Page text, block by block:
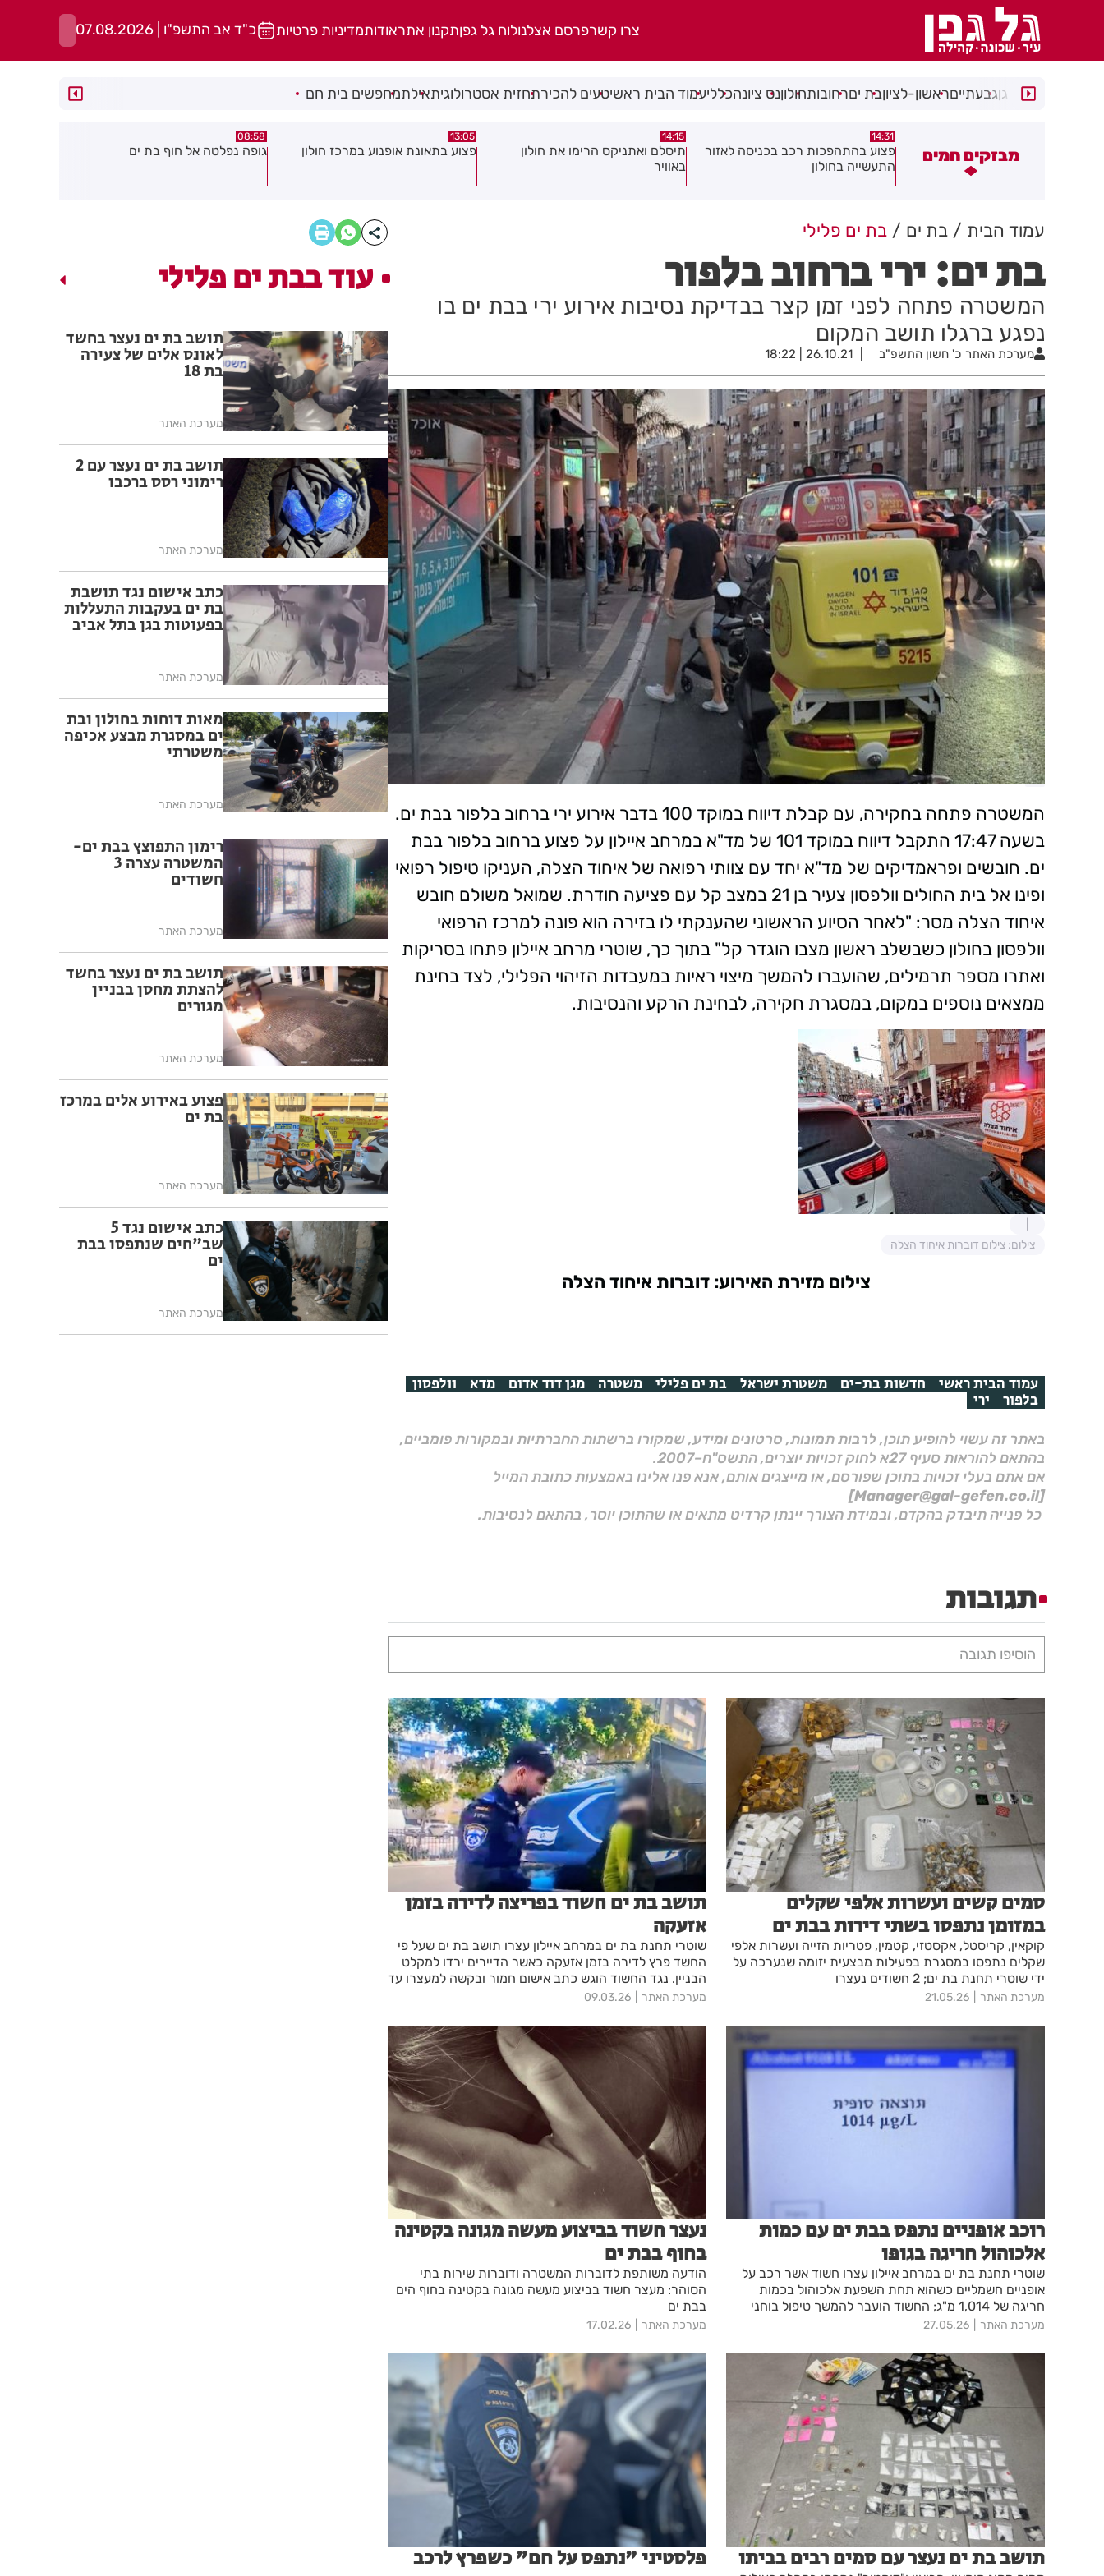
צרו קשרפרסם אצלנולוח גל גפןתקנון אתראודותמדיניות פרטיות כ"ד אב התשפ"ו | 07.08.2026
רמת גןגבעתייםראשון-לציוןבת יםרחובותחולוןנס ציונהכלליעמוד הבית ראשיטעים להכירתחזית אסטרולוגיתאילתמחפשים בית חם
מבזקים חמים
פצוע בהתהפכות רכב בכניסה לאזור
14:15
תיסלם ואתניקס הרימו את חולון
באוויר
13:05
פצוע בתאונת אופנוע במרכז חולון
08:58
גופה נפלטה אל חוף בת ים
08:29
חשד להצתה בשלושה מוקדים ברמת
עמוד הבית בת ים בת ים פלילי
בת ים: ירי ברחוב בלפור
המשטרה פתחה לפני זמן קצר בבדיקת נסיבות אירוע ירי בבת ים בו
נפגע ברגלו תושב המקום
מערכת האתר כ' חשון התשפ"ב 26.10.21 | 18:22
המשטרה פתחה בחקירה, עם קבלת דיווח במוקד 100 בדבר אירוע ירי ברחוב בלפור בבת ים.
בשעה 17:47 התקבל דיווח במוקד 101 של מד"א במרחב איילון על פצוע ברחוב בלפור בבת
ים. חובשים ופראמדיקים של מד"א יחד עם צוותי רפואה של איחוד הצלה, העניקו טיפול רפואי
ופינו אל בית החולים וולפסון צעיר בן 21 במצב קל עם פציעה חודרת. שמואל משולם חובש
איחוד הצלה מסר: "לאחר הסיוע הראשוני שהענקתי לו בזירה הוא פונה למרכז הרפואי
וולפסון בחולון כשבשלב ראשון מצבו הוגדר קל" בתוך כך, שוטרי מרחב איילון פתחו בסריקות
ואתרו מספר תרמילים, שהועברו להמשך מיצוי ראיות במעבדות הזיהוי הפלילי, לצד בחינת
ממצאים נוספים במקום, במסגרת חקירה, לבחינת הרקע והנסיבות.
צילום: צילום דוברות איחוד הצלה
צילום מזירת האירוע: דוברות איחוד הצלה
עמוד הבית ראשי חדשות בת-ים משטרת ישראל בת ים פלילי משטרה מגן דוד אדום מדא וולפסון
בלפור ירי
באתר זה עשוי להופיע תוכן, לרבות תמונות, סרטונים ומידע, שמקורו ברשתות החברתיות ובמקורות פומביים,
בהתאם להוראות סעיף 27א לחוק זכויות יוצרים, התשס"ח–2007.
אם אתם בעלי זכויות בתוכן שפורסם, או מייצגים אותם, אנא פנו אלינו באמצעות כתובת המייל
[Manager@gal-gefen.co.il]
כל פנייה תיבדק בהקדם, ובמידת הצורך יינתן קרדיט מתאים או שהתוכן יוסר, בהתאם לנסיבות.
תגובות
הוסיפו תגובה
סמים קשים ועשרות אלפי שקלים
במזומן נתפסו בשתי דירות בבת ים
קוקאין, קריסטל, אקסטזי, קטמין, פטריות הזייה ועשרות אלפי
שקלים נתפסו במסגרת בפעילות מבצעית יזומה שנערכה על
ידי שוטרי תחנת בת ים; 2 חשודים נעצרו
מערכת האתר 21.05.26
תושב בת ים חשוד בפריצה לדירה בזמן
אזעקה
שוטרי תחנת בת ים במרחב איילון עצרו תושב בת ים שעל פי
החשד פרץ לדירה בזמן אזעקה כאשר הדיירים ירדו למקלט
הבניין. נגד החשוד הוגש כתב אישום חמור ובקשה למעצרו עד
תום ההליכים.
מערכת האתר 09.03.26
רוכב אופניים נתפס בבת ים עם כמות
אלכוהול חריגה בגופו
שוטרי תחנת בת ים במרחב איילון עצרו חשוד אשר רכב על
אופניים חשמליים כשהוא תחת השפעת אלכוהול בכמות
חריגה של 1,014 מ"ג; החשוד הועבר להמשך טיפול בוחני
התנועה של מרחב איילון
מערכת האתר 27.05.26
נעצר חשוד בביצוע מעשה מגונה בקטינה
בחוף בבת ים
הודעה משותפת לדוברות המשטרה ודוברות שירות בתי
הסוהר: מעצר חשוד בביצוע מעשה מגונה בקטינה בחוף הים
בבת ים
מערכת האתר 17.02.26
תושב בת ים נעצר עם סמים רבים בביתו
פלסטיני "נתפס על חם" כשפרץ לרכב
עוד בבת ים פלילי
תושב בת ים נעצר בחשד
לאונס אלים של צעירה
בת 18
מערכת האתר
תושב בת ים נעצר עם 2
רימוני רסס ברכבו
מערכת האתר
כתב אישום נגד תושבת
בת ים בעקבות התעללות
בפעוטות בגן בתל אביב
מערכת האתר
מאות דוחות בחולון ובת
ים במסגרת מבצע אכיפה
משטרתי
מערכת האתר
רימון התפוצץ בבת ים-
המשטרה עצרה 3
חשודים
מערכת האתר
תושב בת ים נעצר בחשד
להצתת מחסן בבניין
מגורים
מערכת האתר
פצוע באירוע אלים במרכז
בת ים
מערכת האתר
כתב אישום נגד 5
שב"חים שנתפסו בבת
ים
מערכת האתר